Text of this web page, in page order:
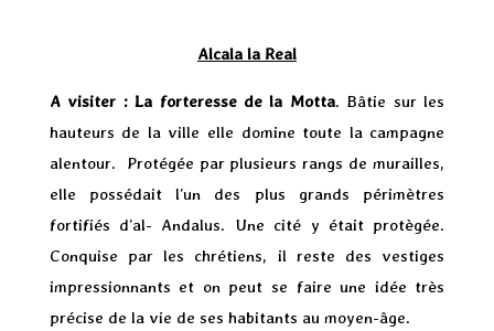
Alcala la Real
A visiter : La forteresse de la Motta. Bâtie sur les
hauteurs de la ville elle domine toute la campagne
alentour. Protégée par plusieurs rangs de murailles,
elle possédait l’un des plus grands périmètres
fortifiés d’al- Andalus. Une cité y était protègée.
Conquise par les chrétiens, il reste des vestiges
impressionnants et on peut se faire une idée très
précise de la vie de ses habitants au moyen-âge.